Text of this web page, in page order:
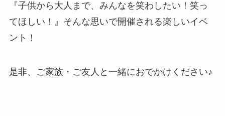
『子供から大人まで、みんなを笑わしたい！笑っ
てほしい！』そんな思いで開催される楽しいイベ
ント！
是非、ご家族・ご友人と一緒におでかけください♪